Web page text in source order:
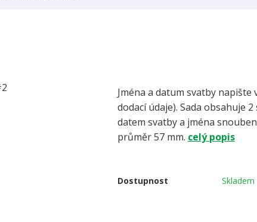
Jména a datum svatby napište
dodací údaje). Sada obsahuje
datem svatby a jména
průměr 57 mm. celý popis
Dostupnost Skladem